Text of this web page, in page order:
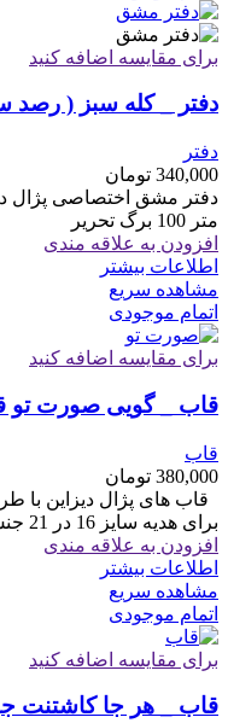
برای مقایسه اضافه کنید
دفتر _ کله سبز ( رصد
دفتر
340,000 تومان
متر 100 برگ تحریر
افزودن به علاقه مندی
اطلاعات بیشتر
مشاهده سریع
اتمام موجودی
برای مقایسه اضافه کنید
قاب _ گویی صورت تو
قاب
380,000 تومان
قاب های پژال دیزاین
برای هدیه سایز 16 در 21 جنس
افزودن به علاقه مندی
اطلاعات بیشتر
مشاهده سریع
اتمام موجودی
برای مقایسه اضافه کنید
قاب _ هر جا کاشتنت